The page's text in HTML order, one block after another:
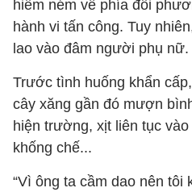
hiểm ném về phía đối
hành vi tấn công. Tuy
lao vào đâm người phụ nữ.
Trước tình huống khẩn
cây xăng gần đó mượn
hiện trường, xịt liên tục
khống chế...
“Vì ông ta cầm dao nên tôi